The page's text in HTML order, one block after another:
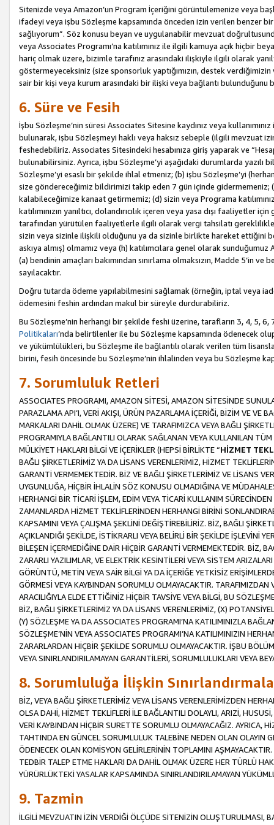
Sitenizde veya Amazon’un Program İçeriğini görüntülemenize veya
ifadeyi veya işbu Sözleşme kapsamında önceden izin verilen benzer
sağlıyorum”. Söz konusu beyan ve uygulanabilir mevzuat
veya Associates Programı’na katılımınız ile ilgili kamuya açık hiçbir
hariç olmak üzere, bizimle tarafınız arasındaki ilişkiyle ilgili olarak
göstermeyeceksiniz (size sponsorluk yaptığımızın, destek
sair bir kişi veya kurum arasındaki bir ilişki veya bağlantı bulunduğunu
6. Süre ve Fesih
İşbu Sözleşme’nin süresi Associates Sitesine kaydınız veya
bulunarak, işbu Sözleşmeyi haklı veya haksız sebeple (ilgili mevzuat
feshedebiliriz. Associates Sitesindeki hesabınıza giriş yaparak ve
bulunabilirsiniz. Ayrıca, işbu Sözleşme’yi aşağıdaki durumlarda yazılı
Sözleşme’yi esaslı bir şekilde ihlal etmeniz; (b) işbu Sözleşme’yi
size göndereceğimiz bildirimizi takip eden 7 gün içinde gidermemeniz;
kalabileceğimize kanaat getirmemiz; (d) sizin veya Programa
katılımınızın yanıltıcı, dolandırıcılık içeren veya yasa dışı
tarafından yürütülen faaliyetlerle ilgili olarak vergi tahsilatı
sizin veya sizinle ilişkili olduğunu ya da sizinle birlikte hareket ettiğini
askıya almış) olmamız veya (h) katılımcılara genel olarak
(a) bendinin amaçları bakımından sınırlama olmaksızın, Madde 5’in
sayılacaktır.
Doğru tutarda ödeme yapılabilmesini sağlamak (örneğin, iptal veya
ödemesini feshin ardından makul bir süreyle durdurabiliriz.
Bu Sözleşme’nin herhangi bir şekilde feshi üzerine, tarafların 3, 4, 5,
Politikaları’nda belirtilenler ile bu Sözleşme kapsamında ödenecek
ve yükümlülükleri, bu Sözleşme ile bağlantılı olarak verilen tüm
birini, fesih öncesinde bu Sözleşme’nin ihlalinden veya bu Sözleşme
7. Sorumluluk Retleri
ASSOCIATES PROGRAMI, AMAZON SİTESİ, AMAZON SİTESİNDE
PARAZLAMA API’I, VERİ AKIŞI, ÜRÜN PAZARLAMA İÇERİĞİ, BİZİM VE VE
MARKALARI DAHİL OLMAK ÜZERE) VE TARAFIMIZCA VEYA BAĞLI
PROGRAMIYLA BAĞLANTILI OLARAK SAĞLANAN VEYA KULLANILAN
MÜLKİYET HAKLARI BİLGİ VE İÇERİKLER (HEPSİ BİRLİKTE “HİZMET
BAĞLI ŞİRKETLERİMİZ YA DA LİSANS VERENLERİMİZ, HİZMET
GARANTİ VERMEMEKTEDİR. BİZ VE BAĞLI ŞİRKETLERİMİZ VE LİSANS
UYGUNLUĞA, HİÇBİR İHLALİN SÖZ KONUSU OLMADIĞINA VE
HERHANGİ BİR TİCARİ İŞLEM, EDİM VEYA TİCARİ KULLANIM
ZAMANLARDA HİZMET TEKLİFLERİNDEN HERHANGİ BİRİNİ
KAPSAMINI VEYA ÇALIŞMA ŞEKLİNİ DEĞİŞTİREBİLİRİZ. BİZ, BAĞLI
AÇIKLANDIĞI ŞEKİLDE, İSTİKRARLI VEYA BELİRLİ BİR ŞEKİLDE İŞLEVİNİ
BİLEŞEN İÇERMEDİĞİNE DAİR HİÇBİR GARANTİ VERMEMEKTEDİR. BİZ,
ZARARLI YAZILIMLAR, VE ELEKTRİK KESİNTİLERİ VEYA SİSTEM
GÖRÜNTÜ, METİN VEYA SAİR BİLGİ YA DA İÇERİĞE YETKİSİZ
GÖRMESİ VEYA KAYBINDAN SORUMLU OLMAYACAKTIR.
ARACILIĞIYLA ELDE ETTİĞİNİZ HİÇBİR TAVSİYE VEYA BİLGİ, BU
BİZ, BAĞLI ŞİRKETLERİMİZ YA DA LİSANS VERENLERİMİZ, (X)
(Y) SÖZLEŞME YA DA ASSOCIATES PROGRAMI’NA KATILIMINIZLA
SÖZLEŞME’NİN VEYA ASSOCIATES PROGRAMI’NA KATILIMINIZIN
ZARARLARDAN HİÇBİR ŞEKİLDE SORUMLU OLMAYACAKTIR. İŞBU
VEYA SINIRLANDIRILAMAYAN GARANTİLERİ, SORUMLULUKLARI VEYA
8. Sorumluluğa İlişkin
BİZ, VEYA BAĞLI ŞİRKETLERİMİZ VEYA LİSANS VERENLERİMİZDEN
OLSA DAHİ, HİZMET TEKLİFLERİ İLE BAĞLANTILI DOLAYLI, ARIZİ,
VERİ KAYBINDAN HİÇBİR SURETTE SORUMLU OLMAYACAĞIZ. AYRICA,
TAHTINDA EN GÜNCEL SORUMLULUK TALEBİNE NEDEN OLAN OLAYIN
ÖDENECEK OLAN KOMİSYON GELİRLERİNİN TOPLAMINI
TEDBİR TALEP ETME HAKLARI DA DAHİL OLMAK ÜZERE HER TÜRLÜ
YÜRÜRLÜKTEKİ YASALAR KAPSAMINDA SINIRLANDIRILAMAYAN
9. Tazmin
İLGİLİ MEVZUATIN İZİN VERDİĞİ ÖLÇÜDE SİTENİZİN OLUŞTURULMASI,